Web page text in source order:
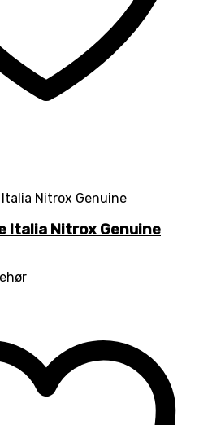
Italia Nitrox Genuine